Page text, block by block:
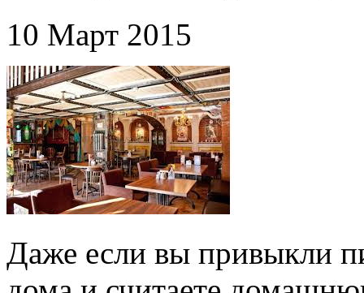
10 Март 2015
Даже если вы привыкли